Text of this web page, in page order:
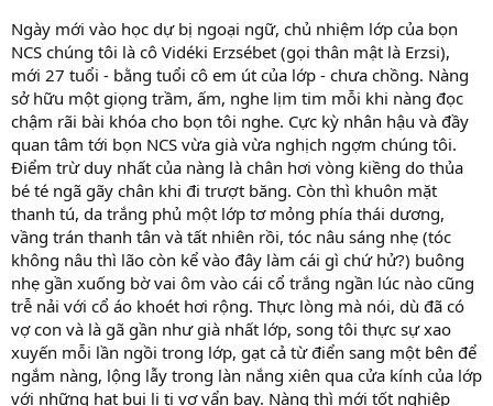
Ngày mới vào học dự bị ngoại ngữ, chủ nhiệm lớp của bọn
NCS chúng tôi là cô Vidéki Erzsébet (gọi thân mật là Erzsi),
mới 27 tuổi - bằng tuổi cô em út của lớp - chưa chồng. Nàng
sở hữu một giọng trầm, ấm, nghe lịm tim mỗi khi nàng đọc
chậm rãi bài khóa cho bọn tôi nghe. Cực kỳ nhân hậu và đầy
quan tâm tới bọn NCS vừa già vừa nghịch ngợm chúng tôi.
Điểm trừ duy nhất của nàng là chân hơi vòng kiềng do thủa
bé té ngã gãy chân khi đi trượt băng. Còn thì khuôn mặt
thanh tú, da trắng phủ một lớp tơ mỏng phía thái dương,
vầng trán thanh tân và tất nhiên rồi, tóc nâu sáng nhẹ (tóc
không nâu thì lão còn kể vào đây làm cái gì chứ hử?) buông
nhẹ gần xuống bờ vai ôm vào cái cổ trắng ngần lúc nào cũng
trễ nải với cổ áo khoét hơi rộng. Thực lòng mà nói, dù đã có
vợ con và là gã gần như già nhất lớp, song tôi thực sự xao
xuyến mỗi lần ngồi trong lớp, gạt cả từ điển sang một bên để
ngắm nàng, lộng lẫy trong làn nắng xiên qua cửa kính của lớp
với những hạt bụi li ti vơ vẩn bay. Nàng thì mới tốt nghiệp